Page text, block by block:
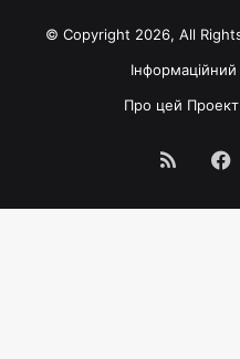
© Copyright 2026, All
Про цей Проект
RSS